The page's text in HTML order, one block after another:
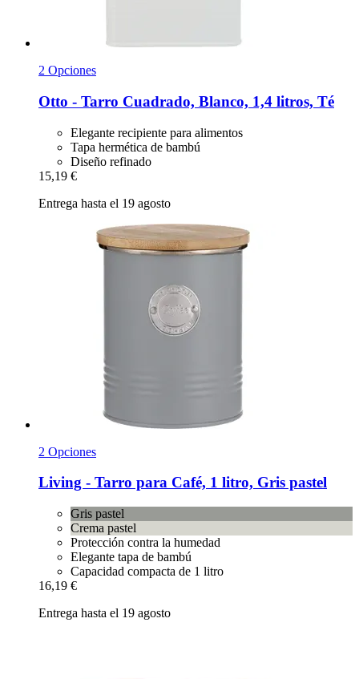
2 Opciones
Otto -​ Tarro Cuadrado, Blanco, 1,4 litros, Té
Elegante recipiente para alimentos
Tapa hermética de bambú
Diseño refinado
15,19 €
Entrega hasta el 19 agosto
2 Opciones
Living -​ Tarro para Café, 1 litro, Gris pastel
Gris pastel
Crema pastel
Protección contra la humedad
Elegante tapa de bambú
Capacidad compacta de 1 litro
16,19 €
Entrega hasta el 19 agosto